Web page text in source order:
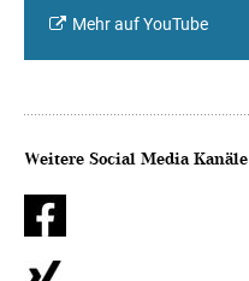
Mehr auf YouTube
Weitere Social Media Kanäle